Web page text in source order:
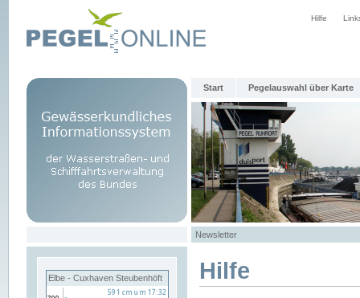
Hilfe
Start Pegelauswahl über Karte
Newsletter
Elbe - Cuxhaven Steubenhöft Hilfe